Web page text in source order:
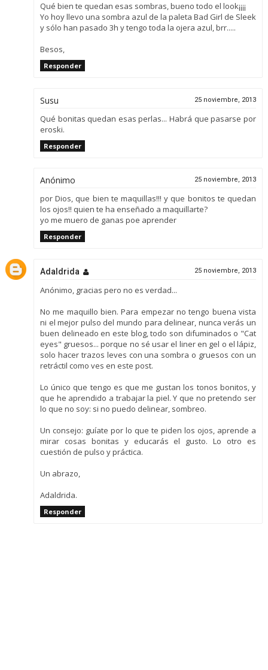
Qué bien te quedan esas sombras, bueno todo el look¡¡¡¡
Yo hoy llevo una sombra azul de la paleta Bad Girl de Sleek
y sólo han pasado 3h y tengo toda la ojera azul, brr.....
Besos,
Responder
Susu 25 noviembre, 2013
Qué bonitas quedan esas perlas... Habrá que pasarse por
eroski.
Responder
Anónimo 25 noviembre, 2013
por Dios, que bien te maquillas!!! y que bonitos te quedan
los ojos!! quien te ha enseñado a maquillarte?
yo me muero de ganas poe aprender
Responder
Adaldrida 25 noviembre, 2013
Anónimo, gracias pero no es verdad...
No me maquillo bien. Para empezar no tengo buena vista
ni el mejor pulso del mundo para delinear, nunca verás un
buen delineado en este blog, todo son difuminados o "Cat
eyes" gruesos... porque no sé usar el liner en gel o el lápiz,
solo hacer trazos leves con una sombra o gruesos con un
retráctil como ves en este post.
Lo único que tengo es que me gustan los tonos bonitos, y
que he aprendido a trabajar la piel. Y que no pretendo ser
lo que no soy: si no puedo delinear, sombreo.
Un consejo: guíate por lo que te piden los ojos, aprende a
mirar cosas bonitas y educarás el gusto. Lo otro es
cuestión de pulso y práctica.
Un abrazo,
Adaldrida.
Responder